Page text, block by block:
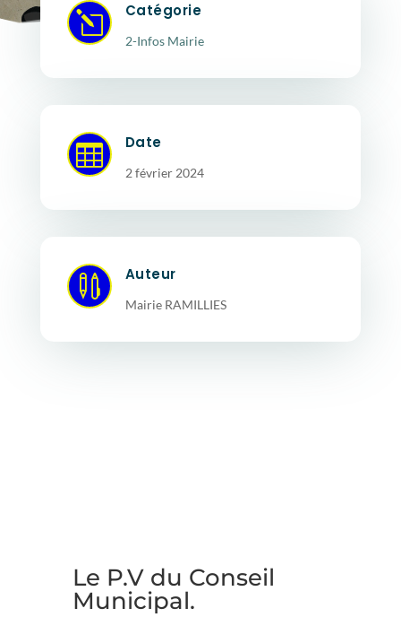
l Catégorie
2-Infos Mairie
 Date
2 février 2024
 Auteur
Mairie RAMILLIES
Le P.V du Conseil
Municipal.